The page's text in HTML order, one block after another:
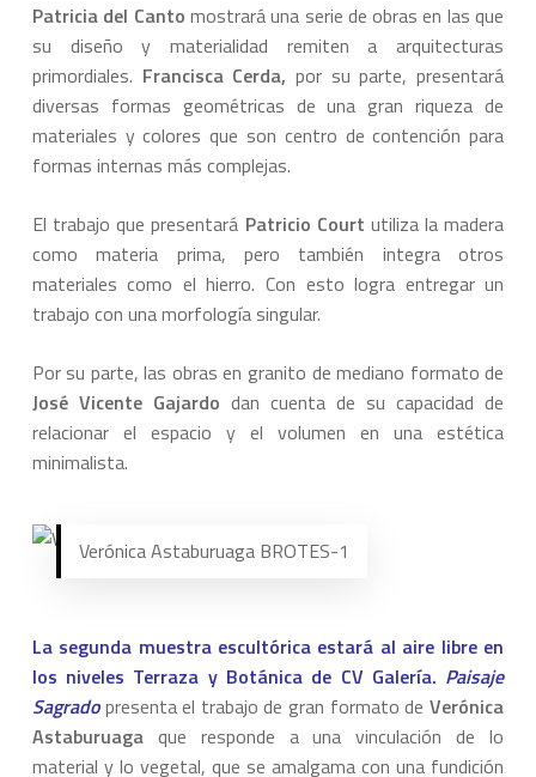
Patricia del Canto mostrará una serie de obras en las que
su diseño y materialidad remiten a arquitecturas
primordiales. Francisca Cerda, por su parte, presentará
diversas formas geométricas de una gran riqueza de
materiales y colores que son centro de contención para
formas internas más complejas.
El trabajo que presentará Patricio Court utiliza la madera
como materia prima, pero también integra otros
materiales como el hierro. Con esto logra entregar un
trabajo con una morfología singular.
Por su parte, las obras en granito de mediano formato de
José Vicente Gajardo dan cuenta de su capacidad de
relacionar el espacio y el volumen en una estética
minimalista.
Verónica Astaburuaga BROTES-1
La segunda muestra escultórica estará al aire libre en
los niveles Terraza y Botánica de CV Galería. Paisaje
Sagradopresenta el trabajo de gran formato deVerónica
Astaburuagaque responde a una vinculación de lo
material y lo vegetal, que se amalgama con una fundición